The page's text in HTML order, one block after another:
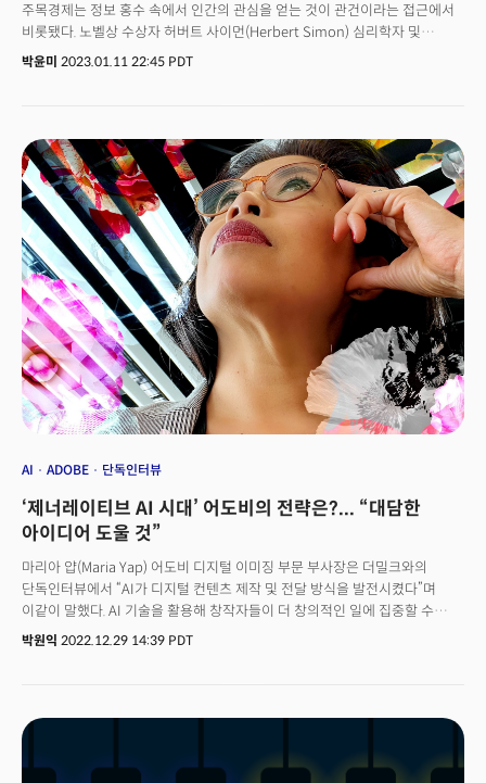
주목경제는 정보 홍수 속에서 인간의 관심을 얻는 것이 관건이라는 접근에서
비롯됐다. 노벨상 수상자 허버트 사이먼(Herbert Simon) 심리학자 및
경제학자는 “정보가 많으면 관심이 부족해진다"며 이 용어를 처음
최근 몇 년 간의 사건과 경험에 의해 온라인 쇼핑, 게임, 스트리밍 서비스와
같은 플랫폼이 활발해진 이유다. 지난 5일(현지시각), 미국 라스베이거스에서
열린 세계 최대 테크 전시회 CES2023에서 네 명의 마케팅 전문가들이 모여
자극과 정보가 범람하는 시대에 소비자의 마음을 사로잡는 방법에 대해
나눴다.미국 최대 식료품 배달업체 인스타카트 최고마케팅책임자(CMO)는
다양한 크리에이터, 인플루언서, 운동선수들과 파트너십을 맺어 ‘콘텐츠와
커머스의 융합’을 통해 소비자에게 영감을 준다고 전했다. 글로벌 게임 회사
라이엇 게임즈 마케팅 책임자는 ‘플레이어 커뮤니티’를 강조하며 플레이어가
자신보다 더 큰 무언가의 일부가 되도록 시즌마다 더 훌륭한 경험을
보장한다고 말했다. 대표적인 OTT(온라인 동영상 서비스) 플랫폼 넷플릭스
글로벌 광고 부문 사장은 “매력적인 콘텐츠가 없으면 넷플릭스 사업은 없는
것”이라며 “콘텐츠와 결합된 창의성이 엔진”이라고 주장했다. 다양성을
목표로 미디어 소유와 투자의 양상을 바꾸는 그룹 블랙의 최고경영자(CEO)는
콘텐츠뿐 아니라 웹3를 봐도 창의성과 포용성을 강조한다며 “창의성과
박윤미 2023.01.11 22:45 PDT
AI ADOBE 단독인터뷰
‘제너레이티브 AI 시대’ 어도비의 전략은?... “대담한
아이디어 도울 것”
마리아 얍(Maria Yap) 어도비 디지털 이미징 부문 부사장은 더밀크와의
단독인터뷰에서 “AI가 디지털 컨텐츠 제작 및 전달 방식을 발전시켰다”며
이같이 말했다. AI 기술을 활용해 창작자들이 더 창의적인 일에 집중할 수
있도록 돕고 있다는 설명이다. 얍 부사장은 어도비의 대표 이미지 편집 도구인
처음 선보인 후 포토샵, 프리미어 프로(Premiere Pro, 영상 편집 도구),
인디자인(InDesign, 인쇄·출판 레이아웃 도구) 등 다양한 제품에 이 기술을
박원익 2022.12.29 14:39 PDT